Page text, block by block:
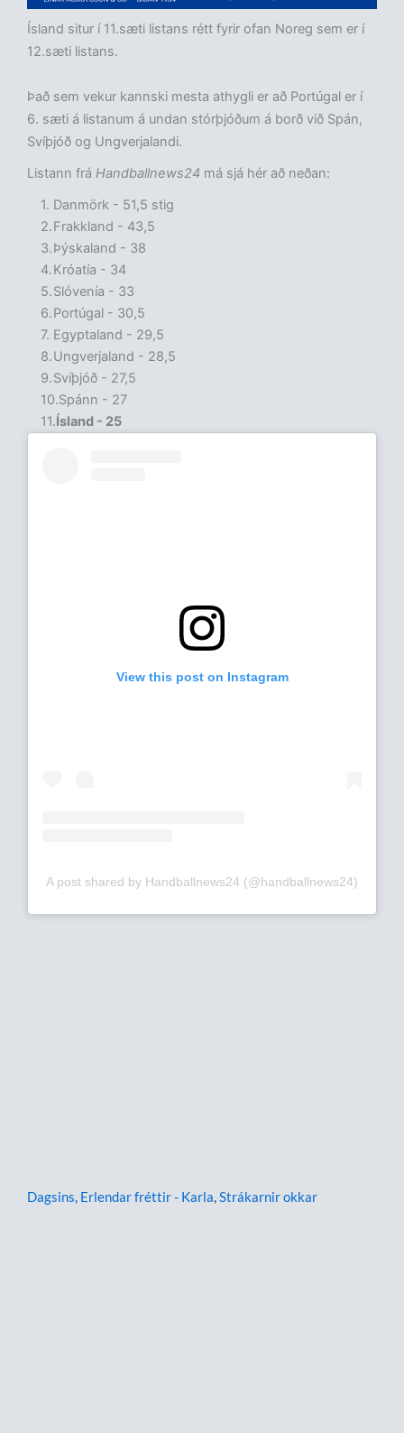
Ísland situr í 11.sæti listans rétt fyrir ofan Noreg sem er í
12.sæti listans.
Það sem vekur kannski mesta athygli er að Portúgal er í
6. sæti á listanum á undan stórþjóðum á borð við Spán,
Svíþjóð og Ungverjalandi.
Listann frá Handballnews24 má sjá hér að neðan:
Danmörk - 51,5 stig
Frakkland - 43,5
Þýskaland - 38
Króatía - 34
Slóvenía - 33
Portúgal - 30,5
Egyptaland - 29,5
Ungverjaland - 28,5
Svíþjóð - 27,5
Spánn - 27
Ísland - 25
View this post on Instagram
A post shared by Handballnews24 (@handballnews24)
Dagsins Erlendar fréttir - Karla Strákarnir okkar